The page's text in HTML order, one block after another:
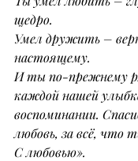
щедро.
Умел дружить –
настоящему.
И ты по-прежнему
каждой нашей
воспоминании.
любовь, за всё, что
С любовью».